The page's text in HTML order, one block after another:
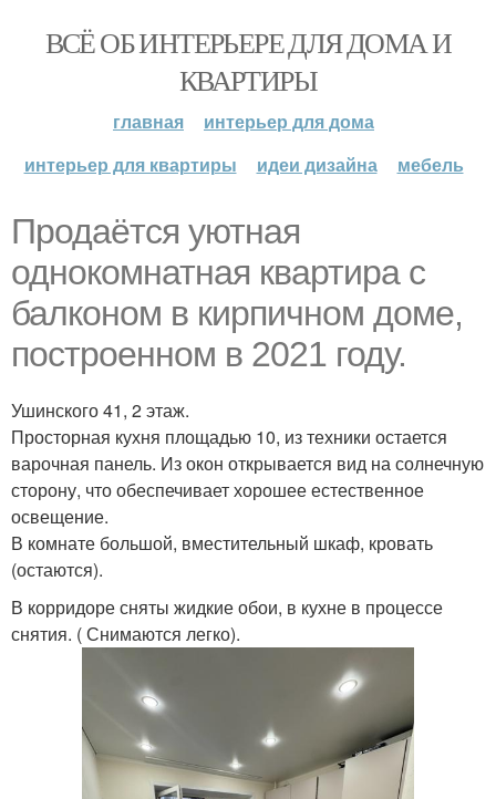
ВСЁ ОБ ИНТЕРЬЕРЕ ДЛЯ ДОМА И
КВАРТИРЫ
главная
интерьер для дома
интерьер для квартиры
идеи дизайна мебель
Продаётся уютная
однокомнатная квартира с
балконом в кирпичном доме,
построенном в 2021 году.
Ушинского 41, 2 этаж.
Просторная кухня площадью 10, из техники остается
варочная панель. Из окон открывается вид на солнечную
сторону, что обеспечивает хорошее естественное
освещение.
В комнате большой, вместительный шкаф, кровать
(остаются).
В корридоре сняты жидкие обои, в кухне в процессе
снятия. ( Снимаются легко).